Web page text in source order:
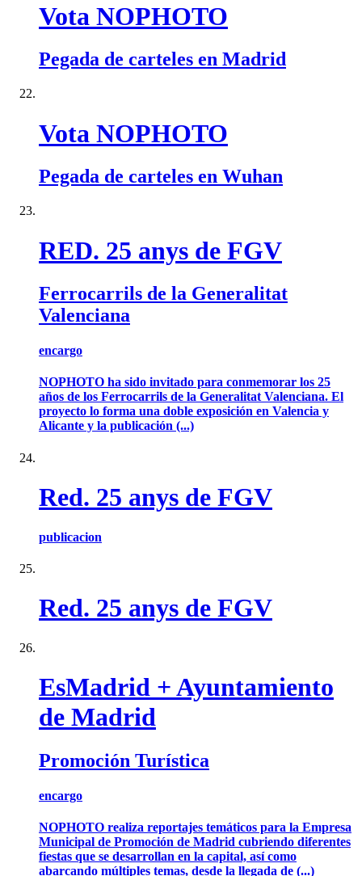
Vota NOPHOTO
Pegada de carteles en Madrid
Vota NOPHOTO
Pegada de carteles en Wuhan
RED. 25 anys de FGV
Ferrocarrils de la Generalitat
Valenciana
encargo
NOPHOTO ha sido invitado para conmemorar los 25
años de los Ferrocarrils de la Generalitat Valenciana. El
proyecto lo forma una doble exposición en Valencia y
Alicante y la publicación (...)
Red. 25 anys de FGV
publicacion
Red. 25 anys de FGV
EsMadrid + Ayuntamiento
de Madrid
Promoción Turística
encargo
NOPHOTO realiza reportajes temáticos para la Empresa
Municipal de Promoción de Madrid cubriendo diferentes
fiestas que se desarrollan en la capital, así como
abarcando múltiples temas, desde la llegada de (...)